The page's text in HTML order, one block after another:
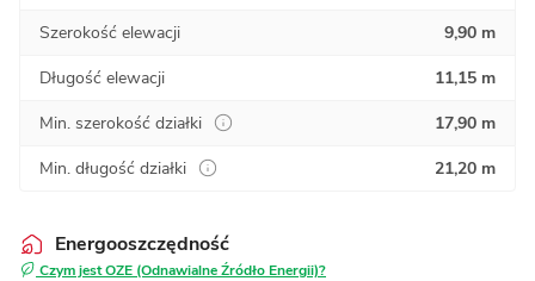
Szerokość elewacji
9,90 m
Długość elewacji
11,15 m
Min. szerokość działki
17,90 m
Min. długość działki
21,20 m
Energooszczędność
Czym jest OZE (Odnawialne Źródło Energii)?